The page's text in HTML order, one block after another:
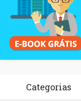
Categorias